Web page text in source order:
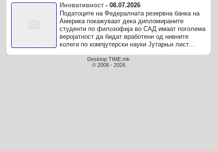
Иновативност -08.07.2026
Податоците на Федералната резервна банка на
Америка покажуваат дека дипломираните
студенти по филозофија во САД имаат поголема
веројатност да бидат вработени од нивните
колеги по компјутерски науки Јутарњи лист
Desktop TIME.mk
© 2008 - 2026